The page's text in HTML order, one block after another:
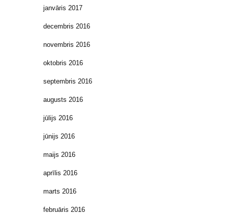
janvāris 2017
decembris 2016
novembris 2016
oktobris 2016
septembris 2016
augusts 2016
jūlijs 2016
jūnijs 2016
maijs 2016
aprīlis 2016
marts 2016
februāris 2016